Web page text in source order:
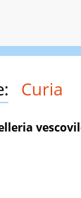
Curia